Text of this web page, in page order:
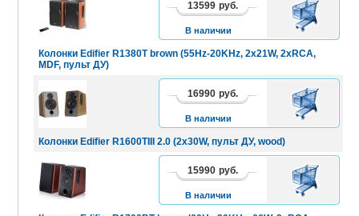
Колонки Edifier R1380T brown (55Hz-20KHz, 2x21W, 2xRCA,
MDF, пульт ДУ)
13599 руб.
В наличии
В
КОРЗИНУ
Колонки Edifier R1600TIII 2.0 (2x30W, пульт ДУ, wood)
16990 руб.
В наличии
В
КОРЗИНУ
15990 руб.
В наличии
В
КОРЗИНУ